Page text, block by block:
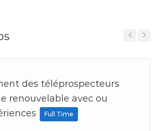
des téléprospecteurs
renouvelable avec ou
Full Time